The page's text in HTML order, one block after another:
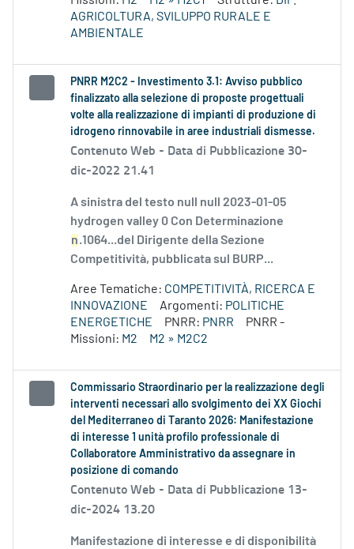
AGRICOLTURA, SVILUPPO RURALE E
AMBIENTALE
PNRR M2C2 - Investimento 3.1: Avviso pubblico
finalizzato alla selezione di proposte progettuali
volte alla realizzazione di impianti di produzione di
idrogeno rinnovabile in aree industriali dismesse.
Contenuto Web - Data di Pubblicazione 30-
dic-2022 21.41
A sinistra del testo null null 2023-01-05
hydrogen valley 0 Con Determinazione
n.1064...del Dirigente della Sezione
Competitività, pubblicata sul BURP...
Aree Tematiche: COMPETITIVITÀ, RICERCA E
INNOVAZIONE
Argomenti: POLITICHE
ENERGETICHE
PNRR: PNRR
PNRR -
Missioni: M2 M2 » M2C2
Commissario Straordinario per la realizzazione degli
interventi necessari allo svolgimento dei XX Giochi
del Mediterraneo di Taranto 2026: Manifestazione
di interesse 1 unità profilo professionale di
Collaboratore Amministrativo da assegnare in
posizione di comando
Contenuto Web - Data di Pubblicazione 13-
dic-2024 13.20
Manifestazione di interesse e di disponibilità